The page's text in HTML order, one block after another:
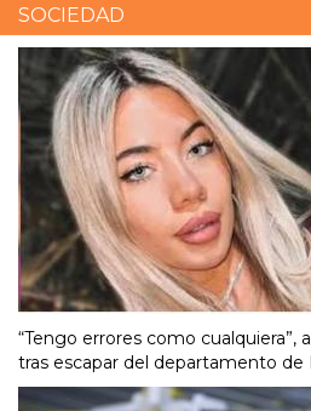
SOCIEDAD
“Tengo errores como cualquiera”,
tras escapar del departamento de